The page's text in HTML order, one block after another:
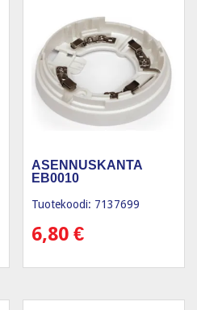
ASENNUSKANTA
EB0010
Tuotekoodi: 7137699
6,80€